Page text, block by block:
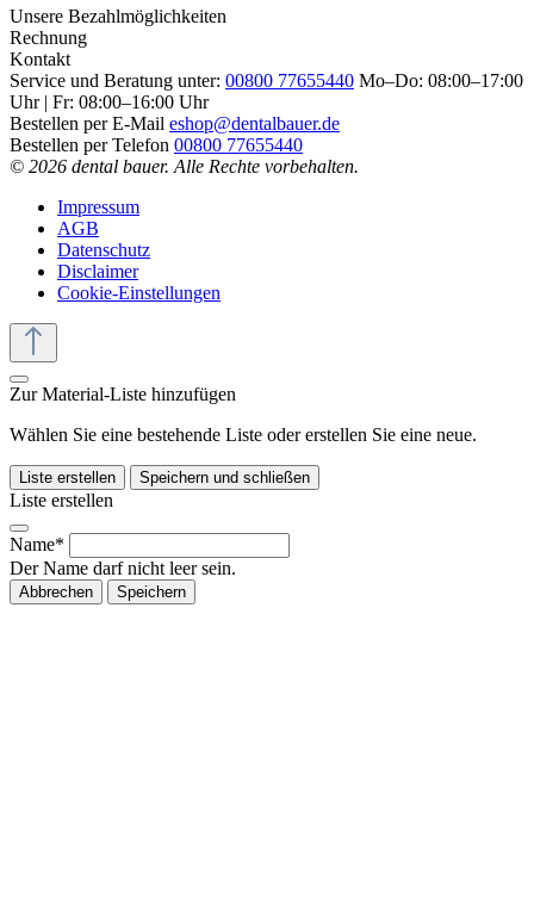
Unsere Bezahlmöglichkeiten
Rechnung
Kontakt
Service und Beratung unter: 00800 77655440 Mo–Do: 08:00–17:00
Uhr | Fr: 08:00–16:00 Uhr
Bestellen per E-Mail eshop@dentalbauer.de
Bestellen per Telefon 00800 77655440
© 2026 dental bauer. Alle Rechte vorbehalten.
Impressum
AGB
Datenschutz
Disclaimer
Cookie-Einstellungen
Zur Material-Liste hinzufügen
Wählen Sie eine bestehende Liste oder erstellen Sie eine neue.
Liste erstellen Speichern und schließen
Liste erstellen
Name*
Der Name darf nicht leer sein.
Abbrechen Speichern